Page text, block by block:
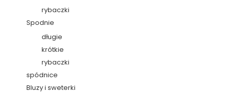
rybaczki
Spodnie
długie
krótkie
rybaczki
spódnice
Bluzy i sweterki